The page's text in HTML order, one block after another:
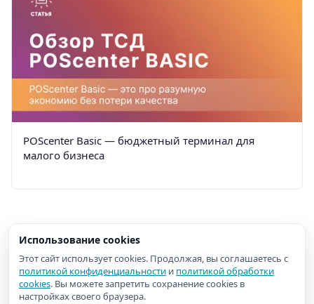
POScenter Basic — бюджетный терминал для
малого бизнеса
Использование cookies
Этот сайт использует cookies. Продолжая, вы соглашаетесь с
политикой конфиденциальности и политикой обработки
cookies. Вы можете запретить сохранение cookies в
настройках своего браузера.